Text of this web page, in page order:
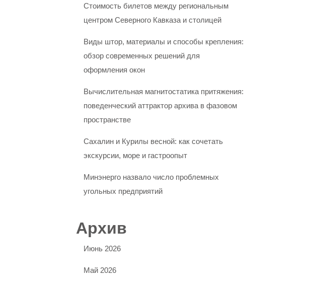
Стоимость билетов между региональным
центром Северного Кавказа и столицей
Виды штор, материалы и способы крепления:
обзор современных решений для
оформления окон
Вычислительная магнитостатика притяжения:
поведенческий аттрактор архива в фазовом
пространстве
Сахалин и Курилы весной: как сочетать
экскурсии, море и гастроопыт
Минэнерго назвало число проблемных
угольных предприятий
Архив
Июнь 2026
Май 2026